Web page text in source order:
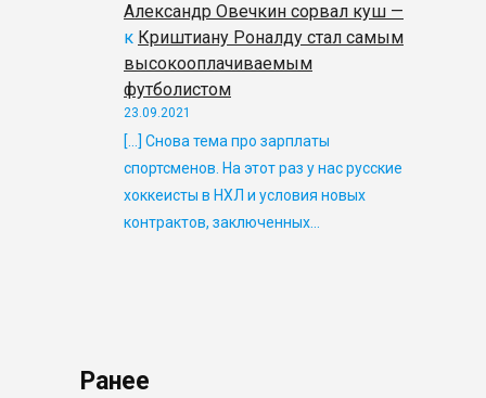
Александр Овечкин сорвал куш —
к Криштиану Роналду стал самым
высокооплачиваемым
футболистом
23.09.2021
[…] Снова тема про зарплаты
спортсменов. На этот раз у нас русские
хоккеисты в НХЛ и условия новых
контрактов, заключенных…
Ранее